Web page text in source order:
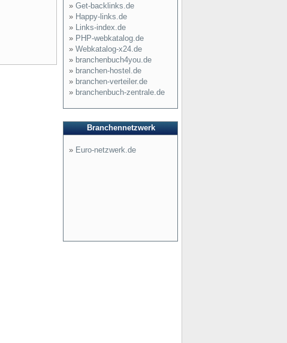
» Get-backlinks.de
» Happy-links.de
» Links-index.de
» PHP-webkatalog.de
» Webkatalog-x24.de
» branchenbuch4you.de
» branchen-hostel.de
» branchen-verteiler.de
» branchenbuch-zentrale.de
Branchennetzwerk
» Euro-netzwerk.de